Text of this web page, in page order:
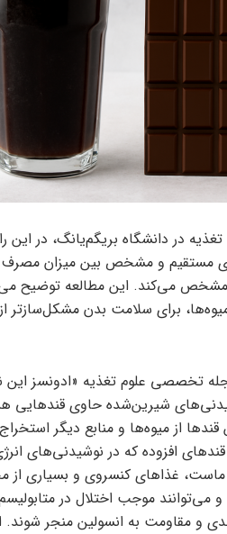
تغذیه در دانشگاه بریگم‌یانگ، در
مستقیم و مشخص بین میزان مصرف
به دیابت نوع ۲ را مشخص می‌کند. این
برای سلامت بدن
تخصصی علوم تغذیه «ادونسز
شیرین‌شده حاوی قندهایی
قندها از میوه‌ها و منابع دیگر
افزوده که در نوشیدنی‌های
ماست، غذاهای کنسروی و بسیاری از
و می‌توانند موجب اختلال در
و مقاومت به انسولین منجر